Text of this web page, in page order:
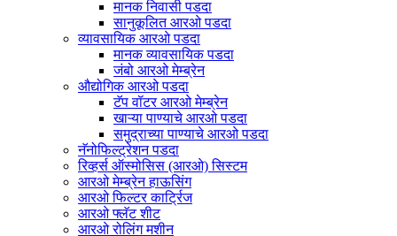
मानक निवासी पडदा
सानुकूलित आरओ पडदा
व्यावसायिक आरओ पडदा
मानक व्यावसायिक पडदा
जंबो आरओ मेम्ब्रेन
औद्योगिक आरओ पडदा
टॅप वॉटर आरओ मेम्ब्रेन
खाऱ्या पाण्याचे आरओ पडदा
समुद्राच्या पाण्याचे आरओ पडदा
नॅनोफिल्ट्रेशन पडदा
रिव्हर्स ऑस्मोसिस (आरओ) सिस्टम
आरओ मेम्ब्रेन हाऊसिंग
आरओ फिल्टर कार्ट्रिज
आरओ फ्लॅट शीट
आरओ रोलिंग मशीन